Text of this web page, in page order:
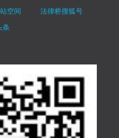
空间
法律桥搜狐号
条